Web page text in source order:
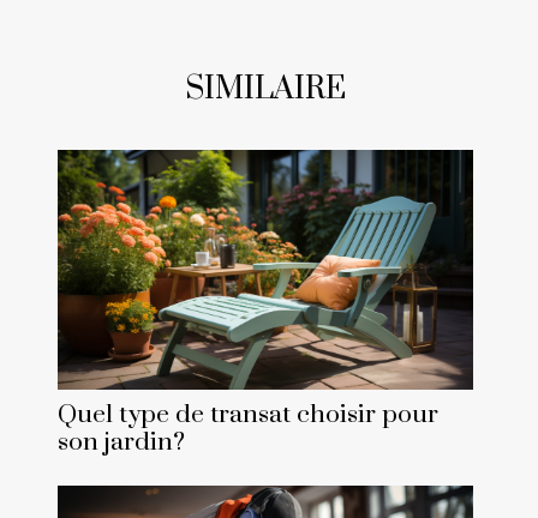
SIMILAIRE
Quel type de transat choisir pour
son jardin?